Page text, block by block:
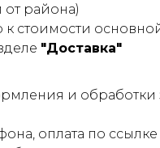
от района)
к стоимости
"Доставка"
и
оплата по